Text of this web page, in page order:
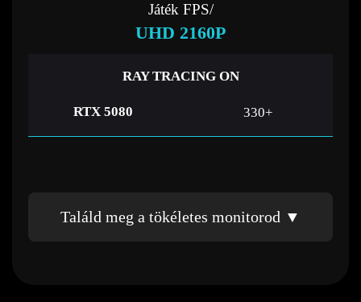
Játék FPS/
UHD 2160P
RAY TRACING ON
RTX 5080 330+
Találd meg a tökéletes monitorod ▼